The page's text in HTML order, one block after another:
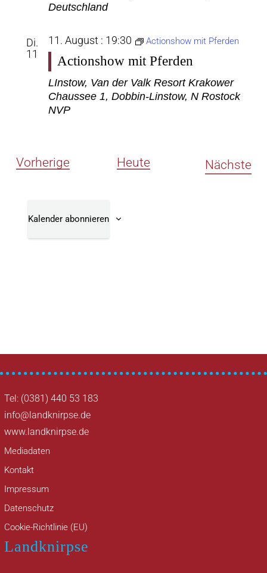
Deutschland
Di.
11
11. August : 19:30 Actionshow mit Pferden
Actionshow mit Pferden
LInstow, Van der Valk Resort Krakower
Chaussee 1, Dobbin-Linstow, N Rostock
NVP
VorherigeVeranstaltungen
Heute Nächste
Kalender abonnieren
Tel: (0381) 440 53 183
info@landknirpse.de
www.landknirpse.de
Mediadaten
Kontakt
Impressum
Datenschutz
Cookie-Richtlinie (EU)
Landknirpse